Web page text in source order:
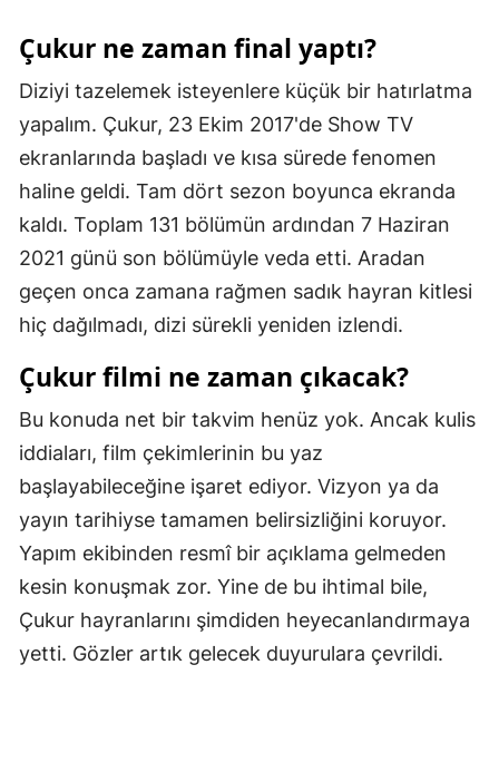
Ordu
Rize
Sakarya
Samsun
Siirt
Sinop
Sivas
Tekirdağ
Tokat
Trabzon
Tunceli
Şanlıurfa
Uşak
Çukur ne zaman final yaptı?
Diziyi tazelemek isteyenlere küçük bir hatırlatma
yapalım. Çukur, 23 Ekim 2017'de Show TV
ekranlarında başladı ve kısa sürede fenomen
haline geldi. Tam dört sezon boyunca ekranda
kaldı. Toplam 131 bölümün ardından 7 Haziran
2021 günü son bölümüyle veda etti. Aradan
geçen onca zamana rağmen sadık hayran kitlesi
hiç dağılmadı, dizi sürekli yeniden izlendi.
Çukur filmi ne zaman çıkacak?
Bu konuda net bir takvim henüz yok. Ancak kulis
iddiaları, film çekimlerinin bu yaz
başlayabileceğine işaret ediyor. Vizyon ya da
yayın tarihiyse tamamen belirsizliğini koruyor.
Yapım ekibinden resmî bir açıklama gelmeden
kesin konuşmak zor. Yine de bu ihtimal bile,
Çukur hayranlarını şimdiden heyecanlandırmaya
yetti. Gözler artık gelecek duyurulara çevrildi.